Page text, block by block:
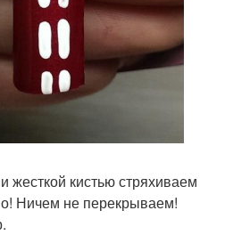
жесткой кистью стряхиваем
Ничем не перекрываем!